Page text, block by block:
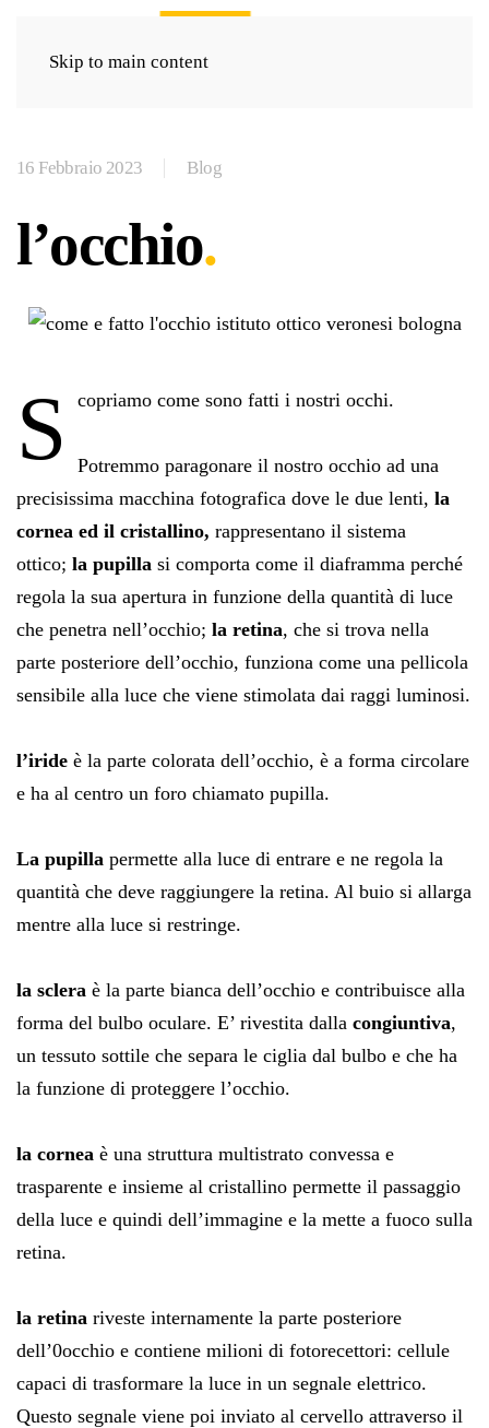
Skip to main content
16 Febbraio 2023 Blog
l’occhio
S copriamo come sono fatti i nostri occhi.
Potremmo paragonare il nostro occhio ad una
precisissima macchina fotografica dove le due lenti, la
cornea ed il cristallino, rappresentano il sistema
ottico; la pupilla si comporta come il diaframma perché
regola la sua apertura in funzione della quantità di luce
che penetra nell’occhio; la retina, che si trova nella
parte posteriore dell’occhio, funziona come una pellicola
sensibile alla luce che viene stimolata dai raggi luminosi.
l’iride è la parte colorata dell’occhio, è a forma circolare
e ha al centro un foro chiamato pupilla.
La pupilla permette alla luce di entrare e ne regola la
quantità che deve raggiungere la retina. Al buio si allarga
mentre alla luce si restringe.
la sclera è la parte bianca dell’occhio e contribuisce alla
forma del bulbo oculare. E’ rivestita dalla congiuntiva,
un tessuto sottile che separa le ciglia dal bulbo e che ha
la funzione di proteggere l’occhio.
la cornea è una struttura multistrato convessa e
trasparente e insieme al cristallino permette il passaggio
della luce e quindi dell’immagine e la mette a fuoco sulla
retina.
la retina riveste internamente la parte posteriore
dell’0occhio e contiene milioni di fotorecettori: cellule
capaci di trasformare la luce in un segnale elettrico.
Questo segnale viene poi inviato al cervello attraverso il